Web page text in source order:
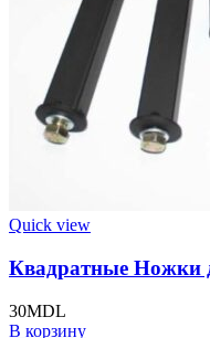
Quick view
Квадратные Ножки
30MDL
В корзину